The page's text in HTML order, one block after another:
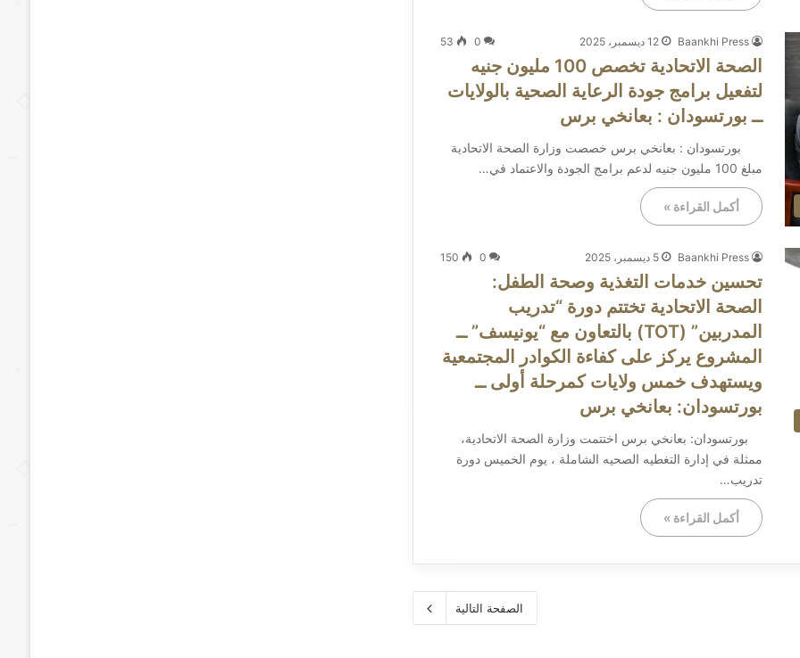
Baankhi Press 12 ديسمبر، 2025 0
53
الصحة الاتحادية تخصص 100 مليون جنيه
لتفعيل برامج جودة الرعاية الصحية بالولايات
ــ بورتسودان : بعانخي برس
بورتسودان : بعانخي برس خصصت وزارة الصحة الاتحادية
مبلغ 100 مليون جنيه لدعم برامج الجودة والاعتماد في…
أكمل القراءة »
Baankhi Press 5 ديسمبر، 2025 0
150
تحسين خدمات التغذية وصحة الطفل:
الصحة الاتحادية تختتم دورة “تدريب
المدربين” (TOT) بالتعاون مع “يونيسف” ــ ​
المشروع يركز على كفاءة الكوادر المجتمعية
ويستهدف خمس ولايات كمرحلة أولى ــ ​
بورتسودان: بعانخي برس
​بورتسودان: بعانخي برس ​اختتمت وزارة الصحة الاتحادية،
ممثلة في إدارة التغطيه الصحيه الشاملة ، يوم الخميس دورة
تدريب…
أكمل القراءة »
الصفحة التالية